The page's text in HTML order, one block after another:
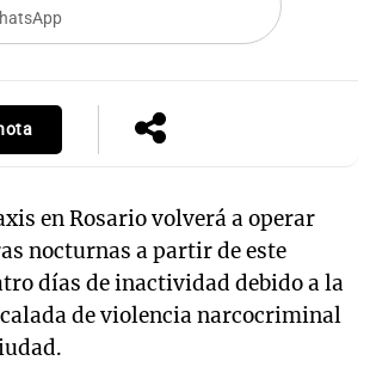
en Rosario volverá a operar
nocturnas a partir de este
días de inactividad debido a la
de violencia narcocriminal